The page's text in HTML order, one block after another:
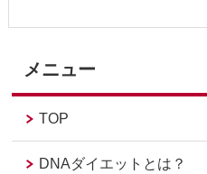
メニュー
TOP
DNAダイエットとは？